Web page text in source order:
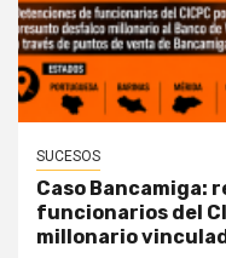
SUCESOS
Caso Bancamiga:
funcionarios del
millonario